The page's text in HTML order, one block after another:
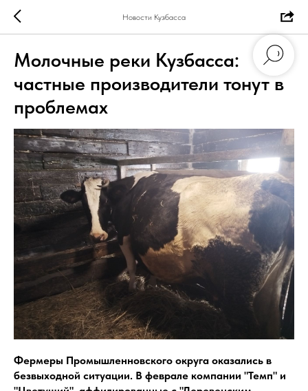
Новости Кузбасса
Молочные реки Кузбасса:
частные производители тонут в
проблемах
Фермеры Промышленновского округа оказались в
безвыходной ситуации. В феврале компании "Темп" и